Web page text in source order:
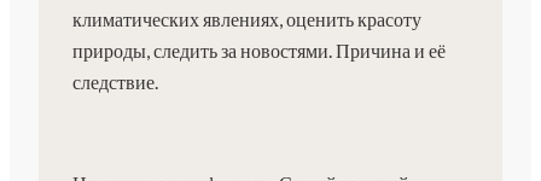
климатических явлениях, оценить красоту
природы, следить за новостями. Причина и её
следствие.